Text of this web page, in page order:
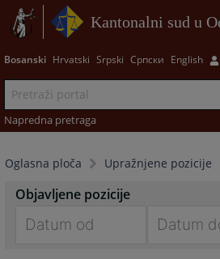
Kantonalni sud u
Bosanski Hrvatski Srpski Српски English
Napredna pretraga
Oglasna ploča Upražnjene pozicije
Objavljene pozicije